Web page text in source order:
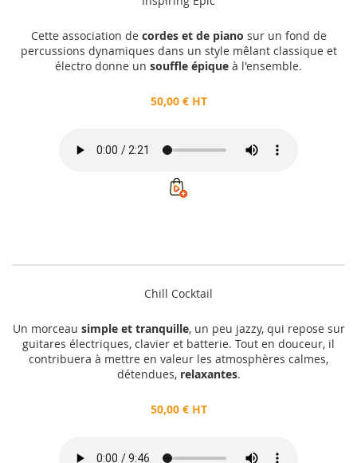
Cette association de cordes et de piano sur un fond de
percussions dynamiques dans un style mêlant classique et
électro donne un souffle épique à l'ensemble.
50,00 € HT
Chill Cocktail
Un morceau simple et tranquille, un peu jazzy, qui repose sur
guitares électriques, clavier et batterie. Tout en douceur, il
contribuera à mettre en valeur les atmosphères calmes,
détendues, relaxantes.
50,00 € HT